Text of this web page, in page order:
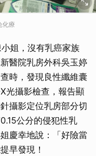
化療
姐，沒有乳癌家族
醫院乳房外科吳玉婷
時，發現良性纖維囊
光攝影檢查，報告顯
攝影定位乳房部分切
公分的侵犯性乳
慶幸地說：「好險當
早發現！